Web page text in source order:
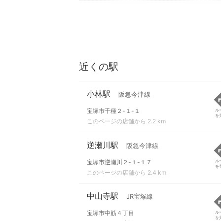
近くの駅
小林駅 阪急今津線
宝塚市千種２-１-１
このページの店舗から 2.2 km
ル
を
逆瀬川駅 阪急今津線
宝塚市逆瀬川２-１-１７
このページの店舗から 2.4 km
ル
を
中山寺駅 JR宝塚線
宝塚市中筋４丁目
ル
を